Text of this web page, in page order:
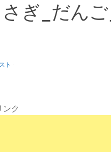
さぎ_だん
ト ·
ンク